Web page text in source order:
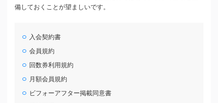
備しておくことが望ましいです。
入会契約書
会員規約
回数券利用規約
月額会員規約
ビフォーアフター掲載同意書